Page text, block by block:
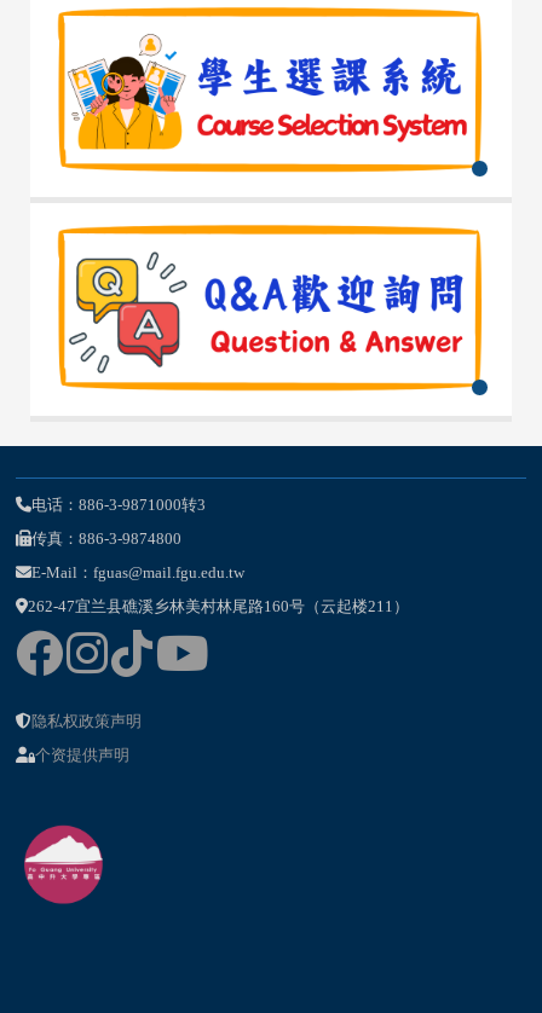
电话：886-3-9871000转3
传真：886-3-9874800
E-Mail：fguas@mail.fgu.edu.tw
262-47宜兰县礁溪乡林美村林尾路160号（云起楼211）
隐私权政策声明
个资提供声明